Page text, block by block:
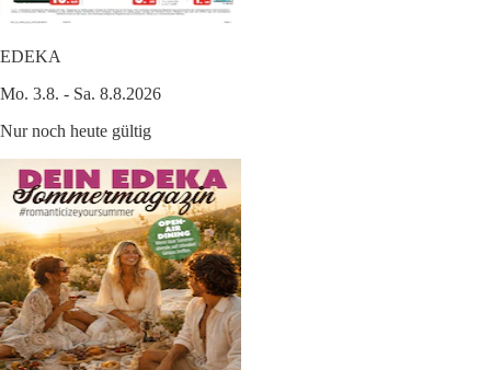
EDEKA
Mo. 3.8. - Sa. 8.8.2026
Nur noch heute gültig